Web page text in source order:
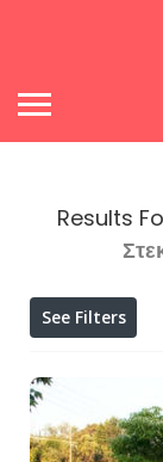
Results
See Filters